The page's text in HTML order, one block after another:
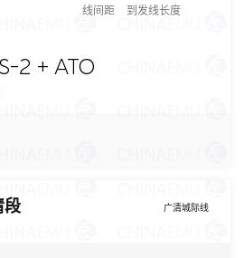
线间距
到发线长度
2 + ATO
广清城际线
段